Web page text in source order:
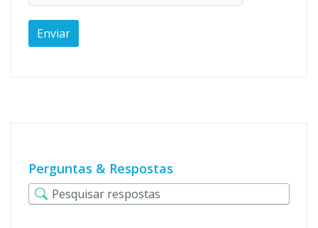
Perguntas & Respostas